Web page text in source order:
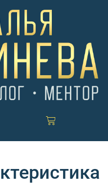
Cart